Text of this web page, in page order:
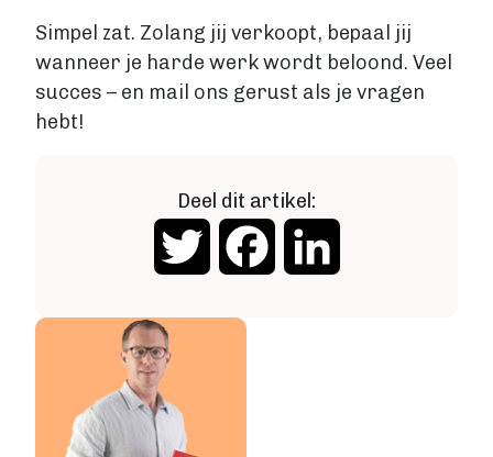
Simpel zat. Zolang jij verkoopt, bepaal jij
wanneer je harde werk wordt beloond. Veel
succes – en mail ons gerust als je vragen
hebt!
Deel dit artikel:
Twitter Facebook